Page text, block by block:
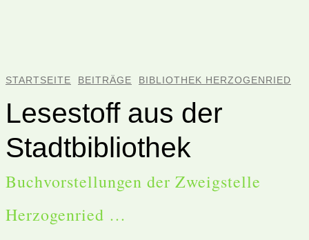
STARTSEITE BEITRÄGE BIBLIOTHEK HERZOGENRIED
Lesestoff aus der
Stadtbibliothek
Buchvorstellungen der Zweigstelle
Herzogenried …